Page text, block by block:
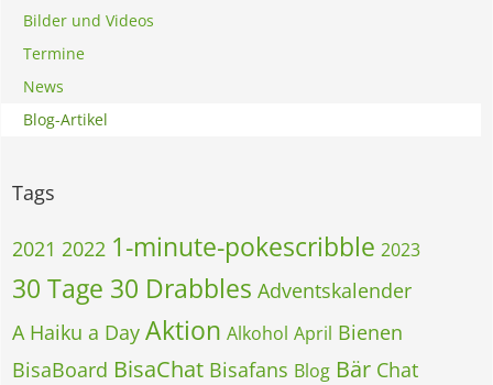
Bilder und Videos
Termine
News
Blog-Artikel
Tags
2021 2022 1-minute-pokescribble 2023
30 Tage 30 Drabbles Adventskalender
A Haiku a Day Aktion Alkohol April Bienen
BisaBoard BisaChat Bisafans Blog Bär Chat